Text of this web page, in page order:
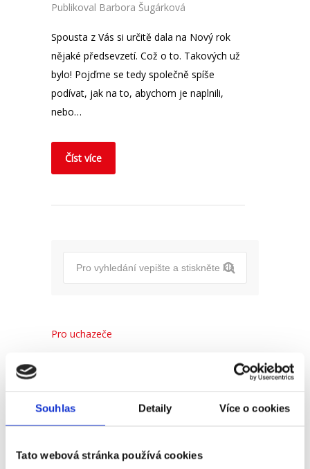
Souhlas Detaily Více o cookies
Tato webová stránka používá cookies
Publikoval Barbora Šugárková
Spousta z Vás si určitě dala na Nový rok
nějaké předsevzetí. Což o to. Takových už
bylo! Pojďme se tedy společně spíše
podívat, jak na to, abychom je naplnili,
nebo…
Číst více
Pro uchazeče
Recent Popular Comments